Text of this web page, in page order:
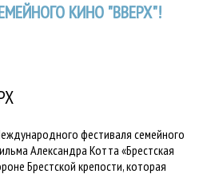
КИНО "ВВЕРХ"!
фестиваля семейного
Александра Котта «Брестская
Брестской крепости, которая